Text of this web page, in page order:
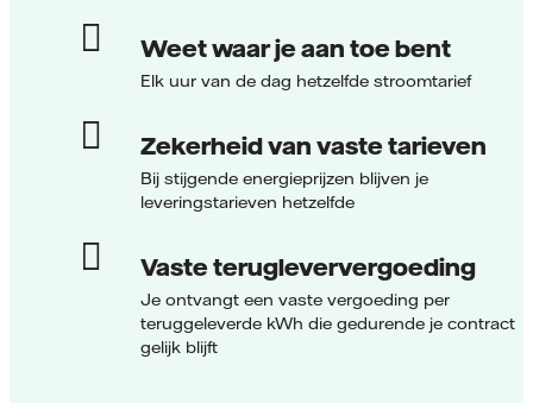
Weet waar je aan toe bent
Elk uur van de dag hetzelfde stroomtarief
Zekerheid van vaste tarieven
Bij stijgende energieprijzen blijven je
leveringstarieven hetzelfde
Vaste terugleververgoeding
Je ontvangt een vaste vergoeding per
teruggeleverde kWh die gedurende je contract
gelijk blijft